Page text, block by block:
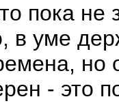
пока
в уме
но
- это